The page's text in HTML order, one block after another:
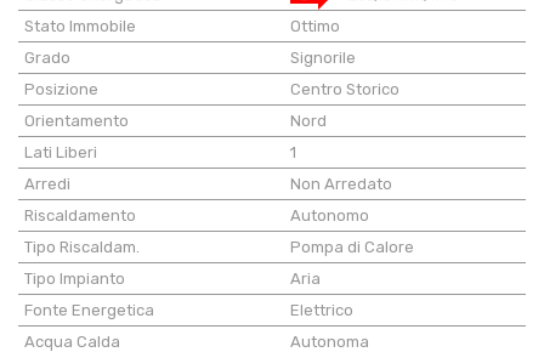
Stato Immobile
Ottimo
Grado
Signorile
Posizione
Centro Storico
Orientamento
Nord
Lati Liberi
1
Arredi
Non Arredato
Riscaldamento
Autonomo
Tipo Riscaldam.
Pompa di Calore
Tipo Impianto
Aria
Fonte Energetica
Elettrico
Acqua Calda
Autonoma